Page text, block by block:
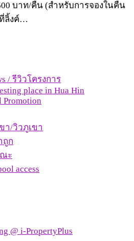
บาท/คืน (สำหรับการจองในคืน
ลิ้งค์…
/ รีวิวโครงการ
place in Hua Hin
Promotion
า/วิวภูเขา
ถูก
ะ
access
@ i-PropertyPlus